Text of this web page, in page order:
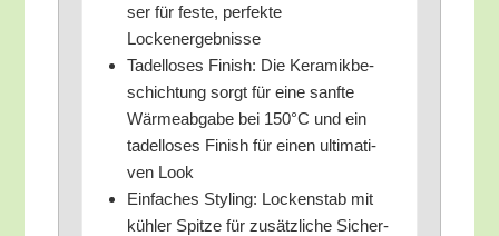
ser für fes­te, per­fek­te
Lockenergebnisse
Tadel­lo­ses Finish: Die Kera­mik­be­
schich­tung sorgt für eine sanf­te
Wär­me­ab­ga­be bei 150°C und ein
tadel­lo­ses Finish für einen ulti­ma­ti­
ven Look
Ein­fa­ches Sty­ling: Locken­stab mit
küh­ler Spit­ze für zusätz­li­che Sicher­